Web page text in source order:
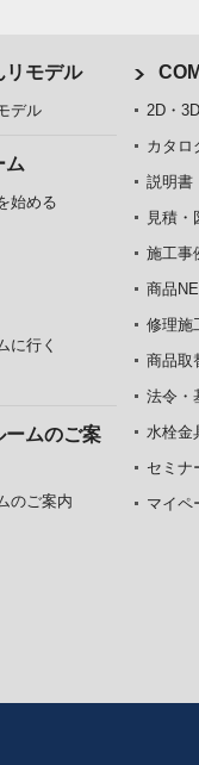
リモデル
デル
ム
始める
に行く
ームのご案
のご案内
2D・
カタロ
説明書
見積・
施工事
商品
修理施
商品取
法令・
水栓金
セミナ
マイペ